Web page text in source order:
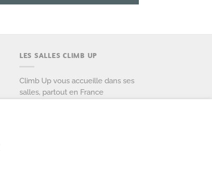
LES SALLES CLIMB UP
Climb Up vous accueille dans ses
salles, partout en France